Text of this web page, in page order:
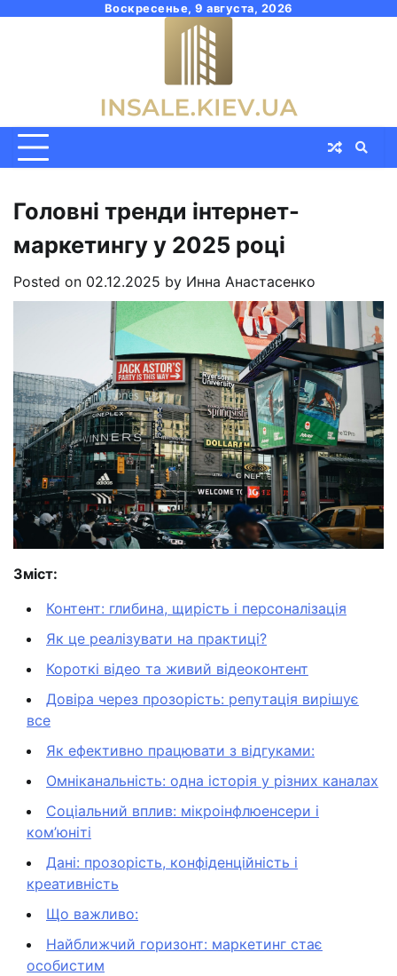
Воскресенье, 9 августа, 2026
Головні тренди інтернет-
маркетингу у 2025 році
Posted on 02.12.2025 by Инна Анастасенко
Зміст:
Контент: глибина, щирість і персоналізація
Як це реалізувати на практиці?
Короткі відео та живий відеоконтент
Довіра через прозорість: репутація вирішує
все
Як ефективно працювати з відгуками:
Омніканальність: одна історія у різних каналах
Соціальний вплив: мікроінфлюенсери і
ком’юніті
Дані: прозорість, конфіденційність і
креативність
Що важливо:
Найближчий горизонт: маркетинг стає
особистим